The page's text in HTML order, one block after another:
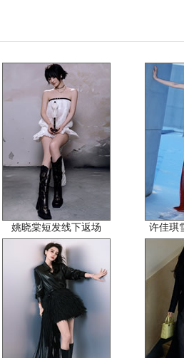
姚晓棠短发线下返场 许佳琪